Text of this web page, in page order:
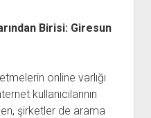
Birisi: Giresun
online varlığı
kullanıcılarının
şirketler de arama